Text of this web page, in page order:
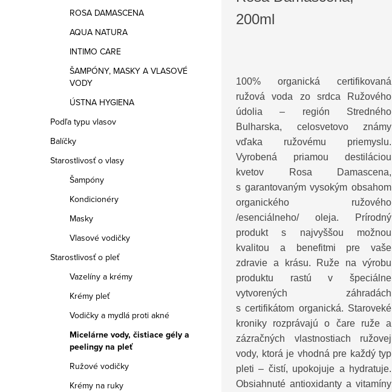
ROSA DAMASCENA
AQUA NATURA
INTIMO CARE
ŠAMPÓNY, MASKY A VLASOVÉ
VODY
ÚSTNA HYGIENA
Podľa typu vlasov
Balíčky
Starostlivosť o vlasy
Šampóny
Kondicionéry
Masky
Vlasové vodičky
Starostlivosť o pleť
Vazelíny a krémy
Krémy pleť
Vodičky a mydlá proti akné
Micelárne vody, čistiace gély a
peelingy na pleť
Ružové vodičky
Krémy na ruky
200ml
100% organická certifikovaná
ružová voda zo srdca Ružového
údolia – región Stredného
Bulharska, celosvetovo známy
vďaka ružovému priemyslu.
Vyrobená priamou destiláciou
kvetov Rosa Damascena,
s garantovaným vysokým obsahom
organického ružového
/esenciálneho/ oleja. Prírodný
produkt s najvyššou možnou
kvalitou a benefitmi pre vaše
zdravie a krásu. Ruže na výrobu
produktu rastú v špeciálne
vytvorených záhradách
s certifikátom organická. Staroveké
kroniky rozprávajú o čare ruže a
zázračných vlastnostiach ružovej
vody, ktorá je vhodná pre každý typ
pleti – čistí, upokojuje a hydratuje.
Obsiahnuté antioxidanty a vitamíny